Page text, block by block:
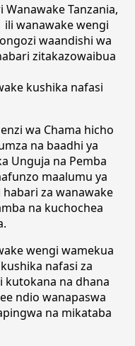
Tanzania,
ili wanawake wengi
waandishi wa
zitakazowaibua
kushika nafasi
wa Chama hicho
na baadhi ya
Unguja na Pemba
maalumu ya
za wanawake
na kuchochea
wengi wamekua
nafasi za
kutokana na dhana
ndio wanapaswa
na mikataba